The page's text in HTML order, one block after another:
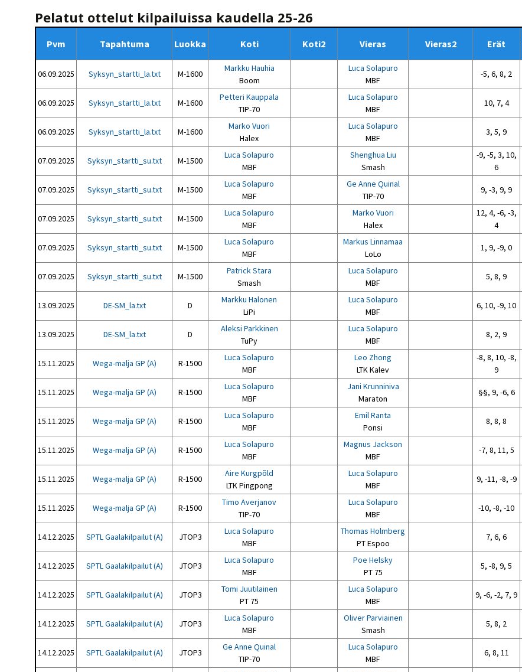
Pelatut ottelut kilpailuissa kaudella 25-26
Pvm Tapahtuma Luokka Koti Koti2 Vieras Vieras2 Erät
06.09.2025 Syksyn_startti_la.txt M-1600
Markku Hauhia
Boom
Luca Solapuro
MBF
-5, 6, 8, 2
06.09.2025 Syksyn_startti_la.txt M-1600
Petteri Kauppala
TIP-70
Luca Solapuro
MBF
10, 7, 4
06.09.2025 Syksyn_startti_la.txt M-1600
Marko Vuori
Halex
Luca Solapuro
MBF
3, 5, 9
07.09.2025 Syksyn_startti_su.txt M-1500
Luca Solapuro
MBF
Shenghua Liu
Smash
-9, -5, 3, 10,
6
07.09.2025 Syksyn_startti_su.txt M-1500
Luca Solapuro
MBF
Ge Anne Quinal
TIP-70
9, -3, 9, 9
07.09.2025 Syksyn_startti_su.txt M-1500
Luca Solapuro
MBF
Marko Vuori
Halex
12, 4, -6, -3,
4
07.09.2025 Syksyn_startti_su.txt M-1500
Luca Solapuro
MBF
Markus Linnamaa
LoLo
1, 9, -9, 0
07.09.2025 Syksyn_startti_su.txt M-1500
Patrick Stara
Smash
Luca Solapuro
MBF
5, 8, 9
13.09.2025 DE-SM_la.txt D
Markku Halonen
LiPi
Luca Solapuro
MBF
6, 10, -9, 10
13.09.2025 DE-SM_la.txt D
Aleksi Parkkinen
TuPy
Luca Solapuro
MBF
8, 2, 9
15.11.2025 Wega-malja GP (A) R-1500
Luca Solapuro
MBF
Leo Zhong
LTK Kalev
-8, 8, 10, -8,
9
15.11.2025 Wega-malja GP (A) R-1500
Luca Solapuro
MBF
Jani Krunniniva
Maraton
§§, 9, -6, 6
15.11.2025 Wega-malja GP (A) R-1500
Luca Solapuro
MBF
Emil Ranta
Ponsi
8, 8, 8
15.11.2025 Wega-malja GP (A) R-1500
Luca Solapuro
MBF
Magnus Jackson
MBF
-7, 8, 11, 5
15.11.2025 Wega-malja GP (A) R-1500
Aire Kurgpõld
LTK Pingpong
Luca Solapuro
MBF
9, -11, -8, -9
15.11.2025 Wega-malja GP (A) R-1500
Timo Averjanov
TIP-70
Luca Solapuro
MBF
-10, -8, -10
14.12.2025 SPTL Gaalakilpailut (A) JTOP3
Luca Solapuro
MBF
Thomas Holmberg
PT Espoo
7, 6, 6
14.12.2025 SPTL Gaalakilpailut (A) JTOP3
Luca Solapuro
MBF
Poe Helsky
PT 75
5, -8, 9, 5
14.12.2025 SPTL Gaalakilpailut (A) JTOP3
Tomi Juutilainen
PT 75
Luca Solapuro
MBF
9, -6, -2, 7, 9
14.12.2025 SPTL Gaalakilpailut (A) JTOP3
Luca Solapuro
MBF
Oliver Parviainen
Smash
5, 8, 2
14.12.2025 SPTL Gaalakilpailut (A) JTOP3
Ge Anne Quinal
TIP-70
Luca Solapuro
MBF
6, 8, 11